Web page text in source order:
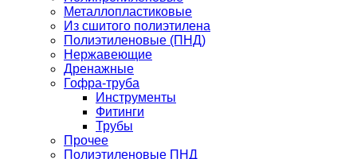
Металлопластиковые
Из сшитого полиэтилена
Полиэтиленовые (ПНД)
Нержавеющие
Дренажные
Гофра-труба
Инструменты
Фитинги
Трубы
Прочее
Полиэтиленовые ПНД